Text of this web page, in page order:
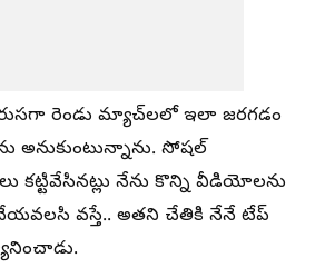
రెండు మ్యాచ్‌లలో ఇలా జరగడం
అనుకుంటున్నాను. సోషల్
నేను కొన్ని వీడియోలను
వస్తే.. అతని చేతికి నేనే టేప్